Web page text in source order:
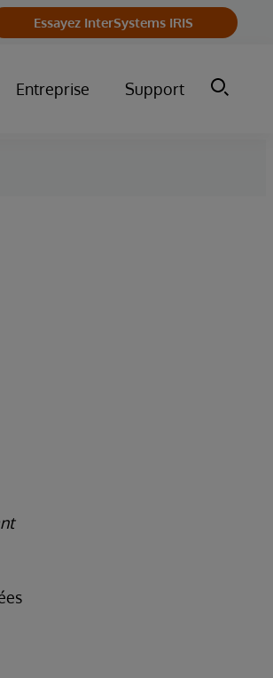
Essayez InterSystems IRIS
Entreprise Support